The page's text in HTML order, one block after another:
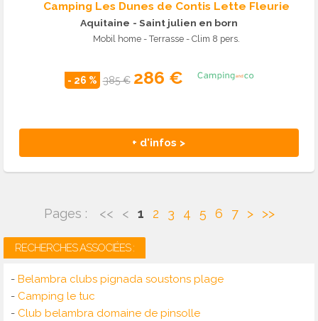
Camping Les Dunes de Contis Lette Fleurie
Aquitaine - Saint julien en born
Mobil home - Terrasse - Clim 8 pers.
- 26 % 385 € 286 €
+ d'infos >
Pages : << < 1 2 3 4 5 6 7 > >>
RECHERCHES ASSOCIÉES :
- Belambra clubs pignada soustons plage
- Camping le tuc
- Club belambra domaine de pinsolle